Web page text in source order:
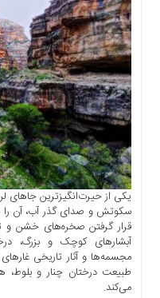
یکی از حیرت‌انگیزترین جاهای
سکوتش و صدای گذر آب، آن را
قرار گرفتن صخره‌های خشن و
آبشارهای کوچک و بزرگ،
مجسمه‌ها و آثار تاریخی غارهای
طبیعت درختان چنار و
می‌کند.